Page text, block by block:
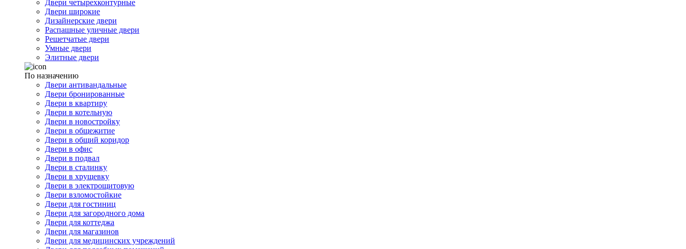
Двери четырехконтурные
Двери широкие
Дизайнерские двери
Распашные уличные двери
Решетчатые двери
Умные двери
Элитные двери
По назначению
Двери антивандальные
Двери бронированные
Двери в квартиру
Двери в котельную
Двери в новостройку
Двери в общежитие
Двери в общий коридор
Двери в офис
Двери в подвал
Двери в сталинку
Двери в хрущевку
Двери в электрощитовую
Двери взломостойкие
Двери для гостиниц
Двери для загородного дома
Двери для коттеджа
Двери для магазинов
Двери для медицинских учреждений